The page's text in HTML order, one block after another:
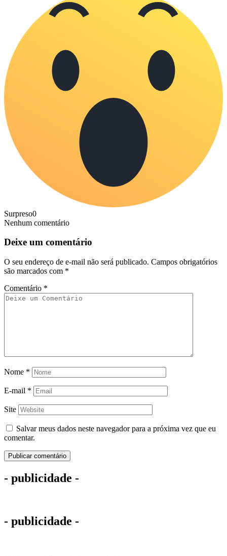
Surpreso0
Nenhum comentário
Deixe um comentário
O seu endereço de e-mail não será publicado. Campos obrigatórios
são marcados com *
Comentário *
Nome *
E-mail *
Site
Salvar meus dados neste navegador para a próxima vez que eu
comentar.
- publicidade -
- publicidade -